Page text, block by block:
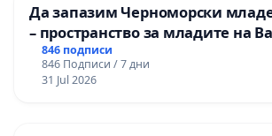
Да запазим Черноморски
– пространство за младите на
846 подписи
846 Подписи / 7 дни
31 Jul 2026